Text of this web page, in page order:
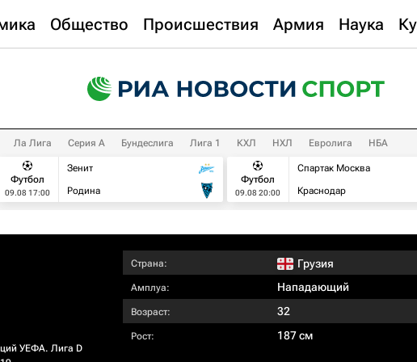
Общество Происшествия Армия Наука
Ла Лига Серия А Бундеслига Лига 1 КХЛ НХЛ Евролига НБА
Футбол
09.08 17:00
Зенит
Родина
Футбол
09.08 20:00
Спартак Москва
Краснодар
УЕФА. Лига D
Страна: Грузия
Амплуа: Нападающий
Возраст: 32
Рост: 187 см